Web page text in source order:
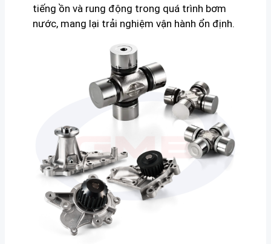
tiếng ồn và rung động trong quá trình bơm
nước, mang lại trải nghiệm vận hành ổn định.